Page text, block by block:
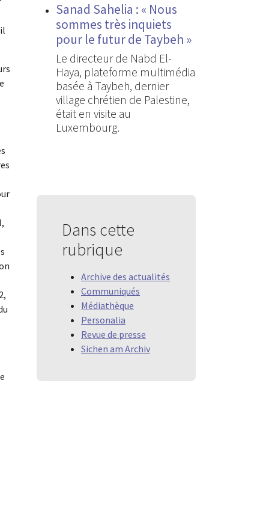
Sanad Sahelia : « Nous
sommes très inquiets
pour le futur de Taybeh »
Le directeur de Nabd El-
Haya, plateforme multimédia
basée à Taybeh, dernier
village chrétien de Palestine,
était en visite au
Luxembourg.
Dans cette
rubrique
Archive des actualités
Communiqués
Médiathèque
Personalia
Revue de presse
Sichen am Archiv